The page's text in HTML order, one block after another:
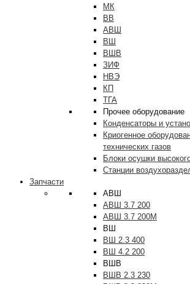
МК
ВВ
АВШ
ВШ
ВШВ
ЗИФ
НВЭ
КП
ТГА
Прочее оборудование
Конденсаторы и
Криогенное
технических газов
Блоки осушки
Станции
Запчасти
АВШ
АВШ 3.7 200
АВШ 3.7 200М
ВШ
ВШ 2.3 400
ВШ 4.2 200
ВШВ
ВШВ 2.3 230